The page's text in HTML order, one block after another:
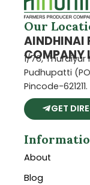
Our
AINDHINAI
COMPANY
1/76,
Pudhupatti
Pincode-621211.
GET
About
Blog